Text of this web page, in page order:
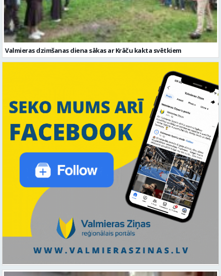
Valmieras dzimšanas diena sākas ar Krāču kakta svētkiem